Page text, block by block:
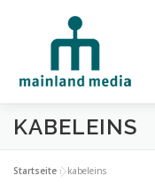
HOME STUDIO
KABELEINS
Startseite »kabeleins